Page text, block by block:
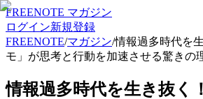
FREENOTE マガジン
ログイン新規登録
FREENOTE/マガジン/情報過多時代を
モ」が思考と行動を加速させる驚きの
情報過多時代を生き抜く